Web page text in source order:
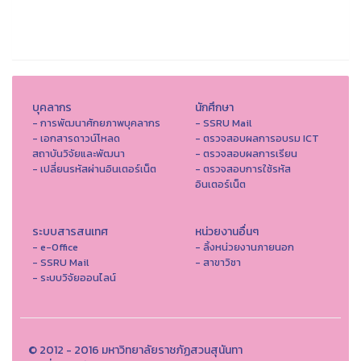
บุคลากร
- การพัฒนาศักยภาพบุคลากร
- เอกสารดาวน์โหลด
สถาบันวิจัยและพัฒนา
- เปลี่ยนรหัสผ่านอินเตอร์เน็ต
นักศึกษา
- SSRU Mail
- ตรวจสอบผลการอบรม ICT
- ตรวจสอบผลการเรียน
- ตรวจสอบการใช้รหัส
อินเตอร์เน็ต
ระบบสารสนเทศ
- e-Office
- SSRU Mail
- ระบบวิจัยออนไลน์
หน่วยงานอื่นๆ
- ลิ้งหน่วยงานภายนอก
- สาขาวิชา
© 2012 - 2016 มหาวิทยาลัยราชภัฏสวนสุนันทา